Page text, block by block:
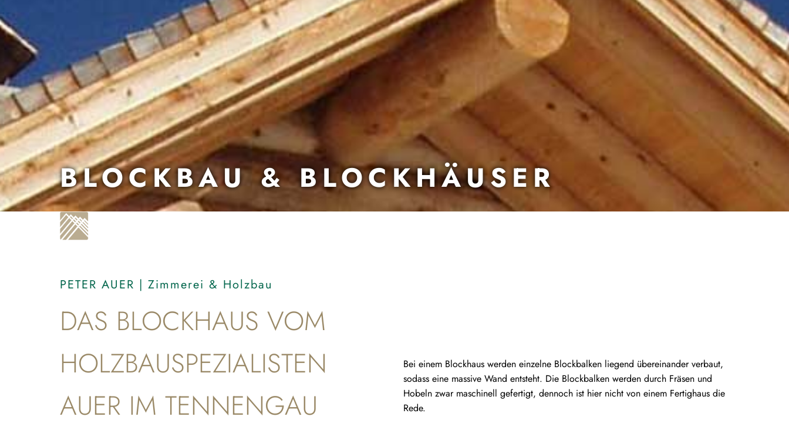
BLOCKBAU & BLOCKHÄUSER
PETER AUER | Zimmerei & Holzbau
DAS BLOCKHAUS VOM
HOLZBAUSPEZIALISTEN
AUER IM TENNENGAU
Bei einem Blockhaus werden einzelne Blockbalken liegend übereinander verbaut,
sodass eine massive Wand entsteht. Die Blockbalken werden durch Fräsen und
Hobeln zwar maschinell gefertigt, dennoch ist hier nicht von einem Fertighaus die
Rede.